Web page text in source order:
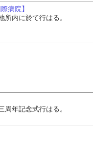
病院】
内に於て行はる。
年記念式行はる。